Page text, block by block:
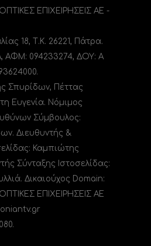
ΕΠΙΧΕΙΡΗΣΕΙΣ ΑΕ -
18, Τ.Κ. 26221, Πάτρα.
ΑΦΜ: 094233274, ΔΟΥ: A
Σπυρίδων, Πέττας
Ευγενία. Νόμιμος
Σύμβουλος:
Διευθυντής &
Καμπιώτης
Σύνταξης Ιστοσελίδας:
Δικαιούχος Domain:
ΕΠΙΧΕΙΡΗΣΕΙΣ ΑΕ